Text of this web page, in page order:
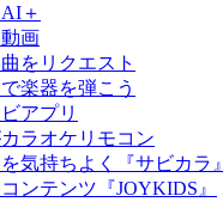
＋
画
をリクエスト
楽器を弾こう
アプリ
ラオケリモコン
気持ちよく『サビカラ』
ンテンツ『JOYKIDS』